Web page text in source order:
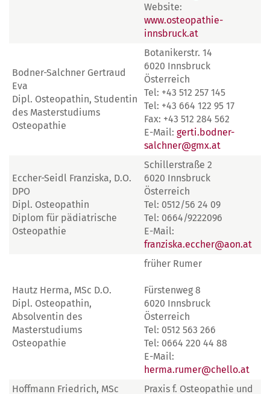
Website:
www.osteopathie-
innsbruck.at
Bodner-Salchner Gertraud
Eva
Dipl. Osteopathin, Studentin
des Masterstudiums
Osteopathie
Botanikerstr. 14
6020 Innsbruck
Österreich
Tel: +43 512 257 145
Tel: +43 664 122 95 17
Fax: +43 512 284 562
E-Mail: gerti.bodner-
salchner@gmx.at
Eccher-Seidl Franziska, D.O.
DPO
Dipl. Osteopathin
Diplom für pädiatrische
Osteopathie
Schillerstraße 2
6020 Innsbruck
Österreich
Tel: 0512/56 24 09
Tel: 0664/9222096
E-Mail:
franziska.eccher@aon.at
Hautz Herma, MSc D.O.
Dipl. Osteopathin,
Absolventin des
Masterstudiums
Osteopathie
früher Rumer
Fürstenweg 8
6020 Innsbruck
Österreich
Tel: 0512 563 266
Tel: 0664 220 44 88
E-Mail:
herma.rumer@chello.at
Hoffmann Friedrich, MSc
Praxis f. Osteopathie und